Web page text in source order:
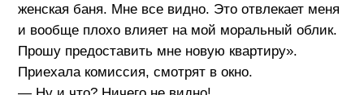
женская баня. Мне все видно. Это отвлекает меня
и вообще плохо влияет на мой моральный облик.
Прошу предоставить мне новую квартиру».
Приехала комиссия, смотрят в окно.